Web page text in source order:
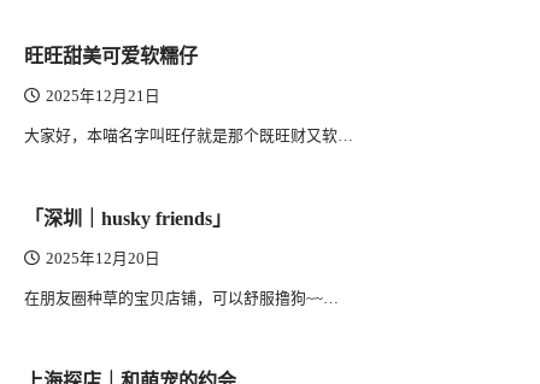
旺旺甜美可爱软糯仔
2025年12月21日
大家好，本喵名字叫旺仔就是那个既旺财又软…
「深圳｜husky friends」
2025年12月20日
在朋友圈种草的宝贝店铺，可以舒服撸狗~~…